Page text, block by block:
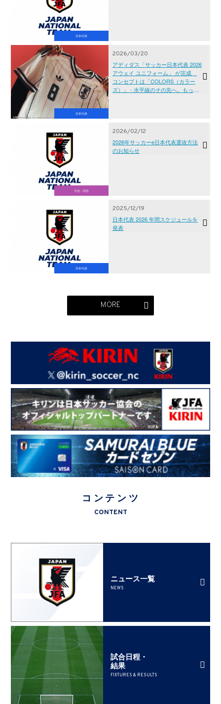
日本代表
日本代表
2026/03/20
アディダス「サッカー日本代表 2026
アウェイ ユニフォーム」 が完成
コンセプトは「COLORS（カラー
ズ）」 - 水平線のその先へ。もっ
大会・試合
2026/02/12
2026年サッカーe日本代表選抜方法
のお知らせ
日本代表
2025/12/19
日本代表 2026 年間スケジュールを
発表
MORE
コンテンツ
CONTENT
ニュース一覧
NEWS
試合日程・
結果
FIXTURES & RESULTS